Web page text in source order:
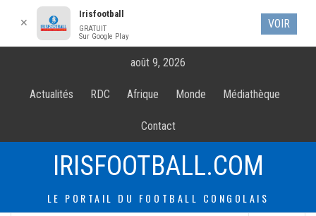
contenur
août 9, 2026
Actualités RDC Afrique Monde Médiathèque
Contact
IRISFOOTBALL.COM
LE PORTAIL DU FOOTBALL CONGOLAIS
✕
Irisfootball
GRATUIT
Sur Google Play
VOIR